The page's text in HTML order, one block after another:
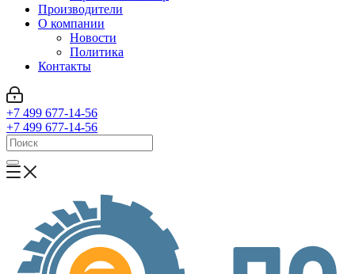
Производители
О компании
Новости
Политика
Контакты
+7 499 677-14-56
+7 499 677-14-56